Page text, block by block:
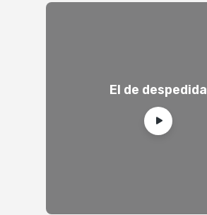
El de despedida